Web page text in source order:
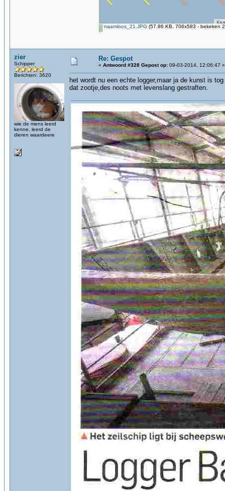
naamloos_21.JPG (57.86 KB, 706x583 - bekeken
zier
Schipper
Berichten: 3620
wie de mens leerd
kenne, leerd de
dieren waardeere
Re: Gespot
« Antwoord #328 Gepost op: 09-03-2014, 12:06:47 »
het wordt nu een echte logger,maar ja de kunst is
dat zootje,des noots met levenslang gestraften.